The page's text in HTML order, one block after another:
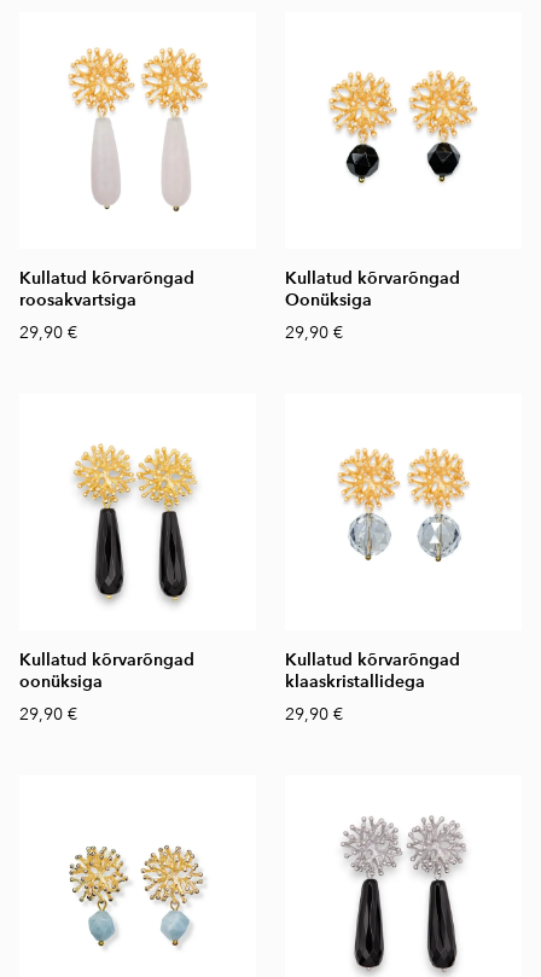
Kullatud kõrvarõngad
roosakvartsiga
29,90 €
Kullatud kõrvarõngad
Oonüksiga
29,90 €
Kullatud kõrvarõngad
oonüksiga
29,90 €
Kullatud kõrvarõngad
klaaskristallidega
29,90 €